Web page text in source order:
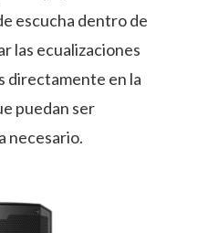
escucha dentro de
las ecualizaciones
directamente en la
puedan ser
necesario.